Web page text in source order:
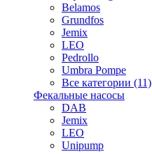
Belamos
Grundfos
Jemix
LEO
Pedrollo
Umbra Pompe
Все категории (11)
Фекальные насосы
DAB
Jemix
LEO
Unipump